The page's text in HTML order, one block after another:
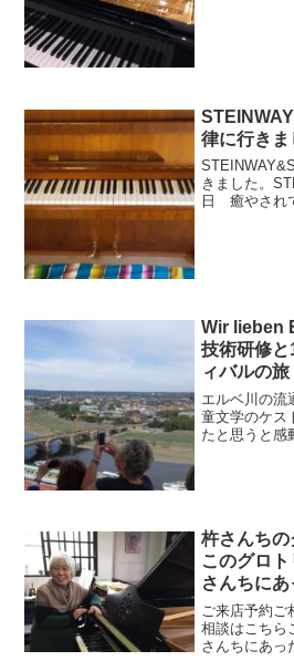
律に行きま
きました。
日 癒やされ
Wir lieben
技術研修
ィバルの
エルベ川の流
童文学のケス
たと思うと感
杵さんち
このグロ
さんちに
ご来店予約ご
相談はこち
さんちにあっ